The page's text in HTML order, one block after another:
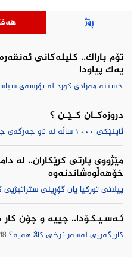
ڕۆژ
تۆم باراك.. کلیلەکانی
یەک پیاودا
خستنە مەزادی کورد لە بۆرسەی
دروزەکــان کــێــن ؟
ئاینێکی ١٠٠٠ ساڵە لە ناو جەرگەی جیهانی ئیسلامیدا
مێژووى پارتى كرێكاران.. لە
خۆهەڵوەشاندنەوە
پیلانی توركیا یان گۆڕینی ستراتیژیی
ئـەسـیـکـۆدا.. چییه‌ و چۆن
كاریگه‌ریی له‌سه‌ر نرخی كاڵا هه‌یه‌؟